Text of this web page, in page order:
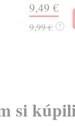
9,49 €
9,99 € ?
si